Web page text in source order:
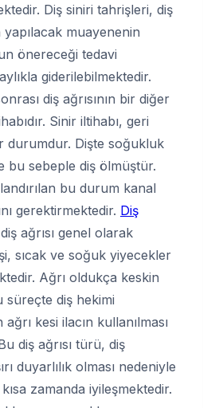
Diş siniri tahrişleri, diş
yapılacak muayenenin
önereceği tedavi
giderilebilmektedir.
diş ağrısının bir diğer
Sinir iltihabı, geri
durumdur. Dişte soğukluk
bu sebeple diş ölmüştür.
bu durum kanal
gerektirmektedir. Diş
ağrısı genel olarak
sıcak ve soğuk yiyecekler
Ağrı oldukça keskin
süreçte diş hekimi
kesi ilacın kullanılması
diş ağrısı türü, diş
duyarlılık olması nedeniyle
zamanda iyileşmektedir.